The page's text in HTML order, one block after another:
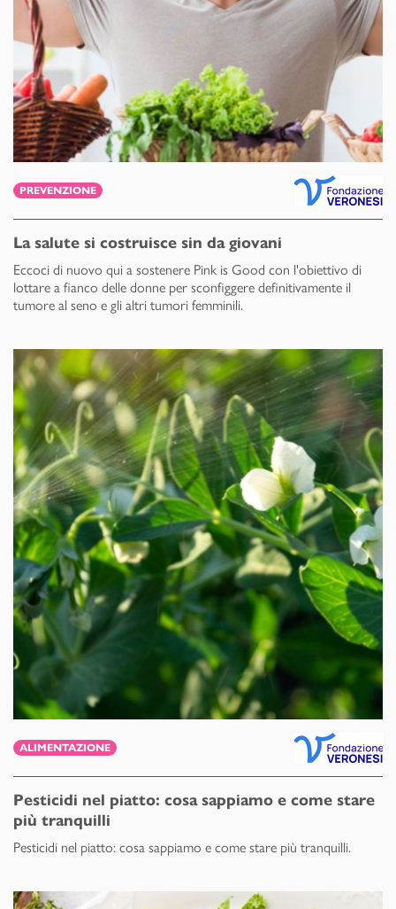
PREVENZIONE
La salute si costruisce sin da giovani
Eccoci di nuovo qui a sostenere Pink is Good con l'obiettivo di
lottare a fianco delle donne per sconfiggere definitivamente il
tumore al seno e gli altri tumori femminili.
ALIMENTAZIONE
Pesticidi nel piatto: cosa sappiamo e come stare
più tranquilli
Pesticidi nel piatto: cosa sappiamo e come stare più tranquilli.